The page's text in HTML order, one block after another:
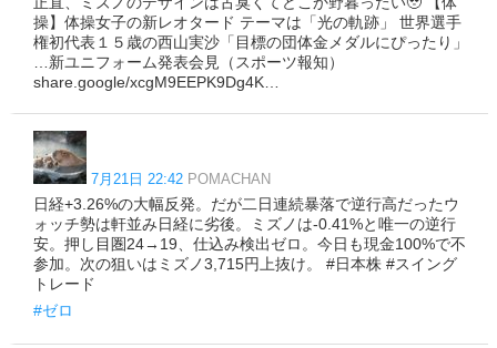
操】体操女子の新レオタード テーマは「光の軌跡」 世界選手
権初代表１５歳の西山実沙「目標の団体金メダルにぴったり」
…新ユニフォーム発表会見（スポーツ報知）
share.google/xcgM9EEPK9Dg4K…
7月21日 22:42 POMACHAN
日経+3.26%の大幅反発。だが二日連続暴落で逆行高だったウ
ォッチ勢は軒並み日経に劣後。ミズノは-0.41%と唯一の逆行
安。押し目圏24→19、仕込み検出ゼロ。今日も現金100%で不
参加。次の狙いはミズノ3,715円上抜け。 #日本株 #スイング
トレード
#ゼロ